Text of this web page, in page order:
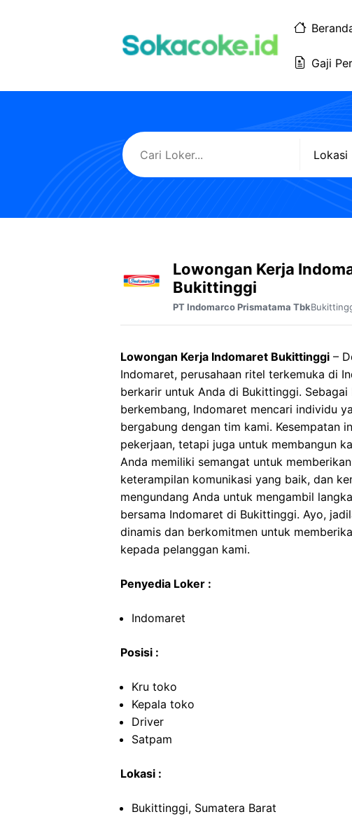
Gaji
Lowongan Kerja
Bukittinggi
PT Indomarco Prismatama Tbk
Lowongan Kerja Indomaret Bukittinggi –
Indomaret, perusahaan ritel terkemuka di
berkarir untuk Anda di Bukittinggi.
berkembang, Indomaret mencari individu
bergabung dengan tim kami. Kesempatan
pekerjaan, tetapi juga untuk membangun
Anda memiliki semangat untuk
keterampilan komunikasi yang baik, dan
mengundang Anda untuk mengambil
bersama Indomaret di Bukittinggi. Ayo,
dinamis dan berkomitmen untuk
kepada pelanggan kami.
Penyedia Loker :
Indomaret
Posisi :
Kru toko
Kepala toko
Driver
Satpam
Lokasi :
Bukittinggi, Sumatera Barat